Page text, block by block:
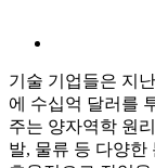
기술 기업들은 지
에 수십억 달러를
주는 양자역학 원
발, 물류 등 다양한